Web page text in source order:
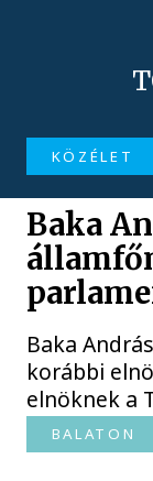
KÖZÉLET
Baka
Baka
korábbi
elnöknek a
BALATON